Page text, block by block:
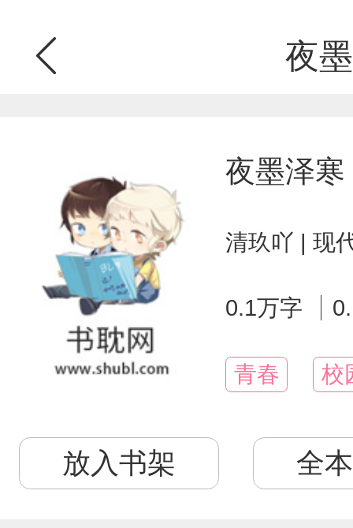
夜
夜墨泽寒
清玖吖 | 现
0.1万字
青春 校
放入书架 全